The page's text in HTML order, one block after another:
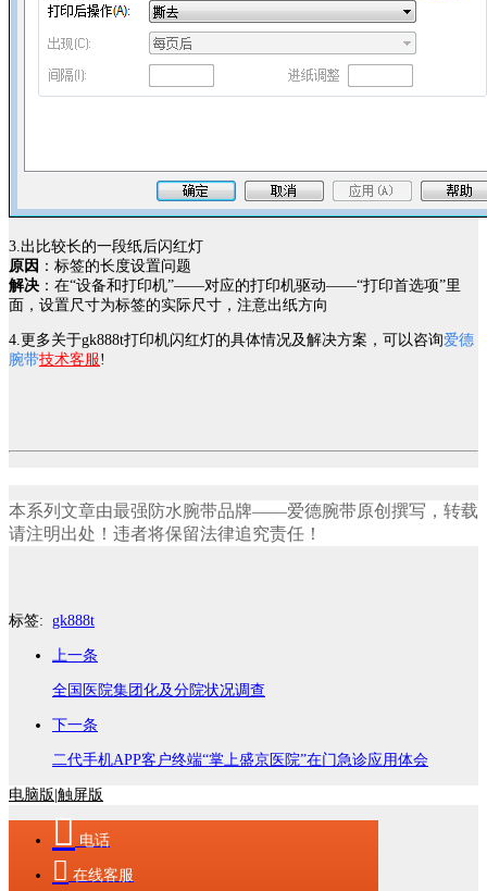
3.出比较长的一段纸后闪红灯
原因 ：标签的长度设置问题
解决 ：在“设备和打印机”——对应的打印机驱动——“打印首选项”里
面，设置尺寸为标签的实际尺寸，注意出纸方向
4.更多关于gk888t打印机闪红灯的具体情况及解决方案，可以咨询爱德
腕带技术客服!
本系列文章由最强防水腕带品牌——爱德腕带原创撰写，转载
请注明出处！违者将保留法律追究责任！
标签: gk888t
上一条
全国医院集团化及分院状况调查
下一条
二代手机APP客户终端“掌上盛京医院”在门急诊应用体会
电脑版 触屏版
 电话
 在线客服